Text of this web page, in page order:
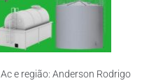
e região: Anderson Rodrigo